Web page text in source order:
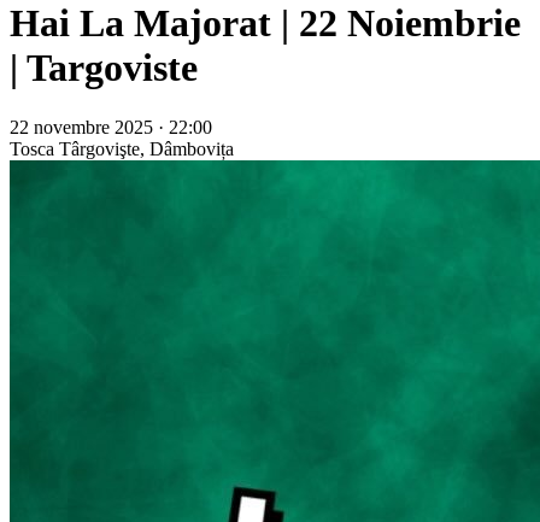
Hai La Majorat | 22 Noiembrie
| Targoviste
22 novembre 2025 · 22:00
Tosca Târgovişte, Dâmbovița